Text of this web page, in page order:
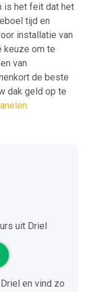
is het feit dat het
tijd en
installatie van
keuze om te
van
de beste
dak geld op te
uit Driel
en vind zo